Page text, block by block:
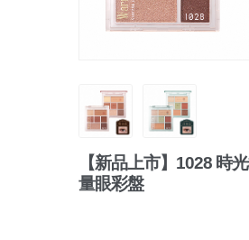
【新品上市】1028 時
量眼彩盤